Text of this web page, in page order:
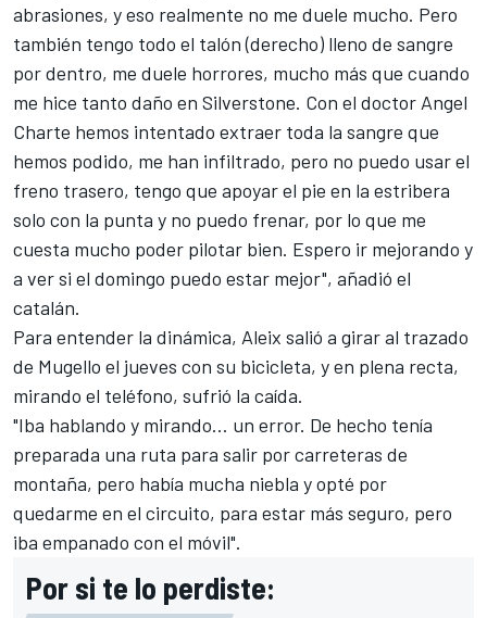
abrasiones, y eso realmente no me duele mucho. Pero
también tengo todo el talón (derecho) lleno de sangre
por dentro, me duele horrores, mucho más que cuando
me hice tanto daño en Silverstone. Con el doctor Angel
Charte hemos intentado extraer toda la sangre que
hemos podido, me han infiltrado, pero no puedo usar el
freno trasero, tengo que apoyar el pie en la estribera
solo con la punta y no puedo frenar, por lo que me
cuesta mucho poder pilotar bien. Espero ir mejorando y
a ver si el domingo puedo estar mejor", añadió el
catalán.
Para entender la dinámica, Aleix salió a girar al trazado
de Mugello el jueves con su bicicleta, y en plena recta,
mirando el teléfono, sufrió la caída.
"Iba hablando y mirando… un error. De hecho tenía
preparada una ruta para salir por carreteras de
montaña, pero había mucha niebla y opté por
quedarme en el circuito, para estar más seguro, pero
iba empanado con el móvil".
Por si te lo perdiste: